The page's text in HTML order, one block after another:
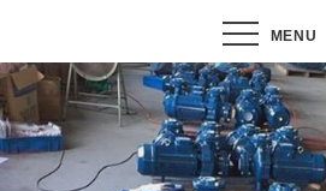
MENU